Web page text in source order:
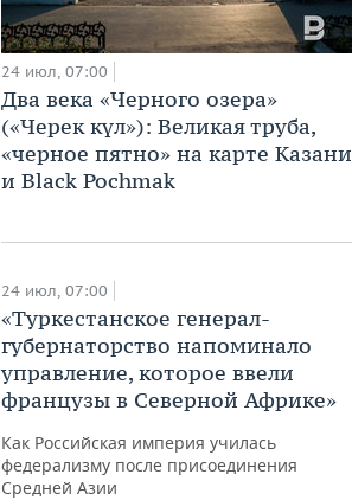
24 июл, 07:00
Два века «Черного озера»
(«Черек күл»): Великая труба,
«черное пятно» на карте Казани
и Black Pochmak
24 июл, 07:00
«Туркестанское генерал-
губернаторство напоминало
управление, которое ввели
французы в Северной Африке»
Как Российская империя училась
федерализму после присоединения
Средней Азии